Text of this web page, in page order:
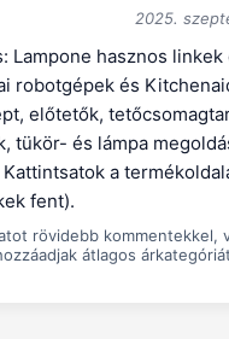
2025.
Lampone hasznos linkek
robotgépek és
előtetők,
tükör- és lámpa
a
fent).
rövidebb kommentekkel,
átlagos